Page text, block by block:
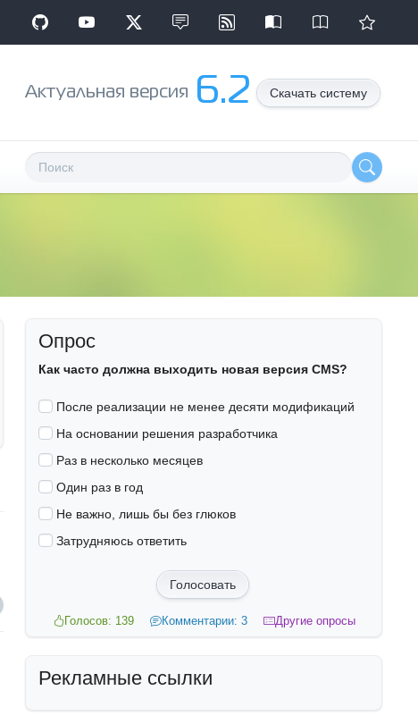
Aктуальная версия 6.2 Скачать систему
Опрос
Как часто должна выходить новая версия CMS?
После реализации не менее десяти модификаций
На основании решения разработчика
Раз в несколько месяцев
Один раз в год
Не важно, лишь бы без глюков
Затрудняюсь ответить
Голосовать
Голосов: 139 Комментарии: 3 Другие опросы
Рекламные ссылки